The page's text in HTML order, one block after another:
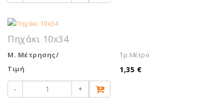
Πηχάκι 10x34
Μ. Μέτρησης/
Τρ.Μέτρο
Τιμή
1,35 €
- +